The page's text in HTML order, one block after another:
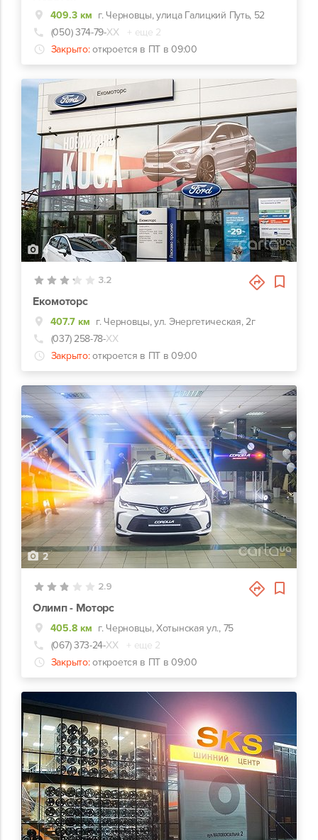
409.3 км г. Черновцы, улица Галицкий Путь, 52
(050) 374-79-ХХ
+ еще 2
Закрыто: откроется в ПТ в 09:00
4
3.2
Екомоторс
407.7 км г. Черновцы, ул. Энергетическая, 2г
(037) 258-78-ХХ
Закрыто: откроется в ПТ в 09:00
2
2.9
Олимп - Моторс
405.8 км г. Черновцы, Хотынская ул., 75
(067) 373-24-ХХ
+ еще 2
Закрыто: откроется в ПТ в 09:00